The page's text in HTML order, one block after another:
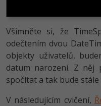
Všimněte si, že
odečtením dvou
objekty uživatelů,
datum narození. Z něj
spočítat a tak bude
V následujícím cvičení,